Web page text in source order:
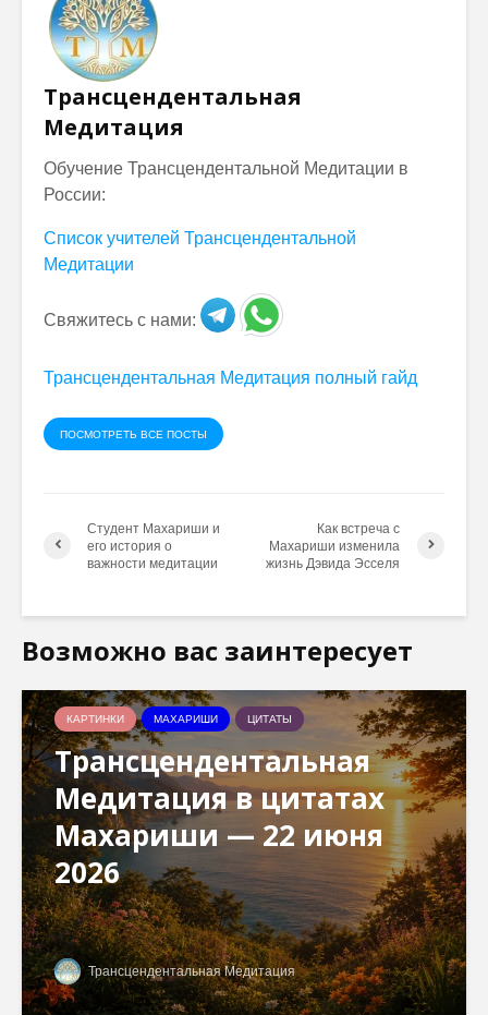
Трансцендентальная
Медитация
Обучение Трансцендентальной Медитации в
России:
Список учителей Трансцендентальной
Медитации
Свяжитесь с нами:
Трансцендентальная Медитация полный гайд
ПОСМОТРЕТЬ ВСЕ ПОСТЫ
Студент Махариши и
его история о
важности медитации
Как встреча с
Махариши изменила
жизнь Дэвида Эсселя
Возможно вас заинтересует
КАРТИНКИ МАХАРИШИ ЦИТАТЫ
Трансцендентальная
Медитация в цитатах
Махариши — 22 июня
2026
Трансцендентальная Медитация